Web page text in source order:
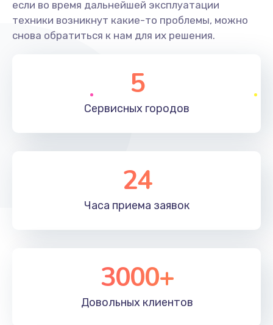
если во время дальнейшей эксплуатации
техники возникнут какие-то проблемы, можно
снова обратиться к нам для их решения.
5
Сервисных городов
24
Часа приема заявок
3000+
Довольных клиентов